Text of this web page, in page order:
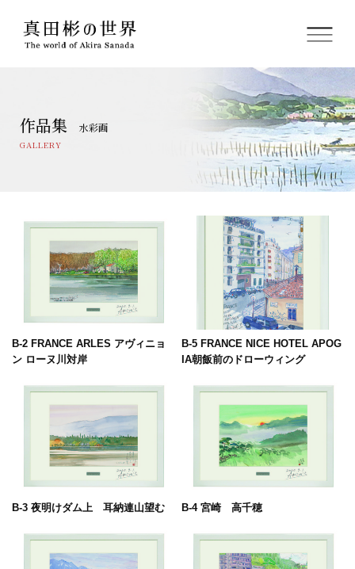
真田 彬プロフィール
関連グッズ
オンライン販売
プライバシーポリシー
ご来場予約
作品集
お知らせ
作品集 水彩画
GALLERY
B-2 FRANCE ARLES アヴィニョ
ン ローヌ川対岸
B-5 FRANCE NICE HOTEL APOG
IA朝飯前のドローウィング
B-3 夜明けダム上 耳納連山望む B-4 宮崎 高千穂